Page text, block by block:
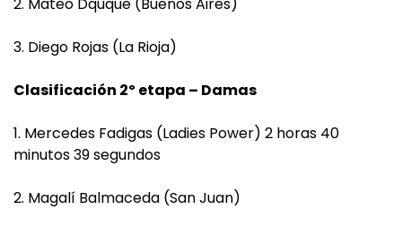
3. Diego Rojas (La Rioja)
Clasificación 2º etapa – Damas
1. Mercedes Fadigas (Ladies Power) 2 horas 40
minutos 39 segundos
2. Magalí Balmaceda (San Juan)